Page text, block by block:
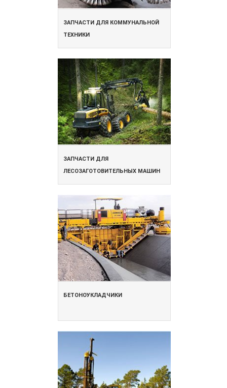
ЗАПЧАСТИ ДЛЯ КОММУНАЛЬНОЙ
ТЕХНИКИ
ЗАПЧАСТИ ДЛЯ
ЛЕСОЗАГОТОВИТЕЛЬНЫХ МАШИН
БЕТОНОУКЛАДЧИКИ